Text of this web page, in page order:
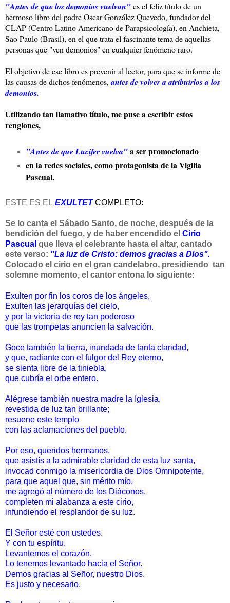
"Antes de que los demonios vuelvan"es el feliz título de un
hermoso libro del padre Oscar González Quevedo, fundador del
CLAP (Centro Latino Americano de Parapsicología), en Anchieta,
Sao Paulo (Brasil), en el que trata el fascinante tema de aquellas
personas que "ven demonios" en cualquier fenómeno raro.
El objetivo de ese libro es prevenir al lector, para que se informe de
las causas de dichos fenómenos,antes de volver a atribuirlos a los
demonios.
Utilizando tan llamativo título, me puse a escribir estos
renglones,
"Antes de que Lucifer vuelva" a ser promocionado
en la redes sociales, como protagonista de la Vigilia
Pascual.
ESTE ES EL EXULTETCOMPLETO:
Se lo canta el Sábado Santo, de noche, después de la
bendición del fuego, y de haber encendido el Cirio
Pascual que lleva el celebrante hasta el altar, cantado
este verso: "La luz de Cristo: demos gracias a Dios".
Colocado el cirio en el gran candelabro, presidiendo tan
solemne momento, el cantor entona lo siguiente:
Exulten por fin los coros de los ángeles,
Exulten las jerarquías del cielo,
y por la victoria de rey tan poderoso
que las trompetas anuncien la salvación.
Goce también la tierra, inundada de tanta claridad,
y que, radiante con el fulgor del Rey eterno,
se sienta libre de la tiniebla,
que cubría el orbe entero.
Alégrese también nuestra madre la Iglesia,
revestida de luz tan brillante;
resuene este templo
con las aclamaciones del pueblo.
Por eso, queridos hermanos,
que asistís a la admirable claridad de esta luz santa,
invocad conmigo la misericordia de Dios Omnipotente,
para que aquel que, sin mérito mío,
me agregó al número de los Diáconos,
completen mi alabanza a este cirio,
infundiendo el resplandor de su luz.
El Señor esté con ustedes.
Y con tu espíritu.
Levantemos el corazón.
Lo tenemos levantado hacia el Señor.
Demos gracias al Señor, nuestro Dios.
Es justo y necesario.